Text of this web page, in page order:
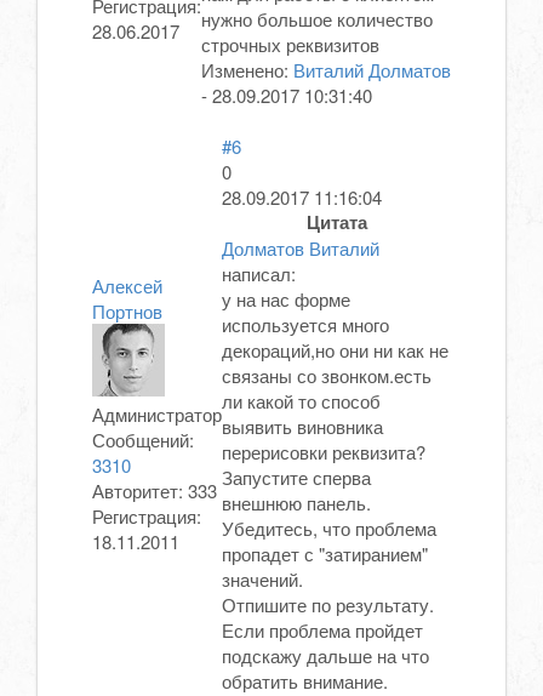
Регистрация:
28.06.2017
нужно большое количество
строчных реквизитов
Изменено: Виталий Долматов
-28.09.2017 10:31:40
Алексей
Портнов
Администратор
Сообщений:
3310
Авторитет: 333
Регистрация:
18.11.2011
#6
0
28.09.2017 11:16:04
Цитата
Долматов Виталий
написал:
у на нас форме
используется много
декораций,но они ни как не
связаны со звонком.есть
ли какой то способ
выявить виновника
перерисовки реквизита?
Запустите сперва
внешнюю панель.
Убедитесь, что проблема
пропадет с "затиранием"
значений.
Отпишите по результату.
Если проблема пройдет
подскажу дальше на что
обратить внимание.